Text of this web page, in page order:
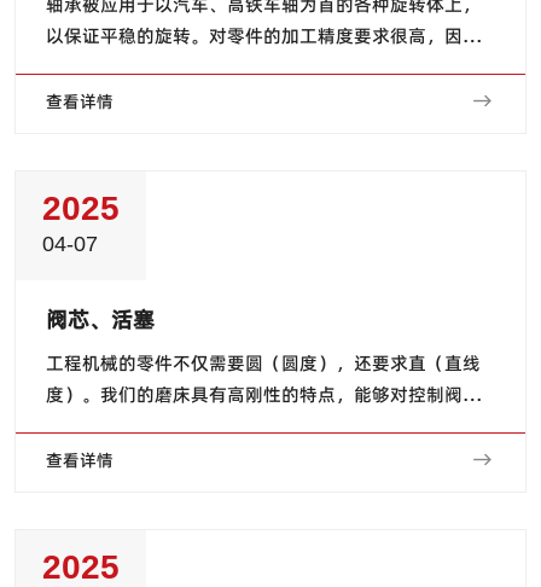
以保证平稳的旋转。对零件的加工精度要求很高，因为
死。我们通过采用倾斜床身的无心磨床使用通过式或切
查看详情
2025
04-07
阀芯、活塞
工程机械的零件不仅需要圆（圆度），还要求直（直线
度）。我们的磨床具有高刚性的特点，能够对控制阀用
采用成形修整的方式，可以高质量地实现所需的形状。
查看详情
2025